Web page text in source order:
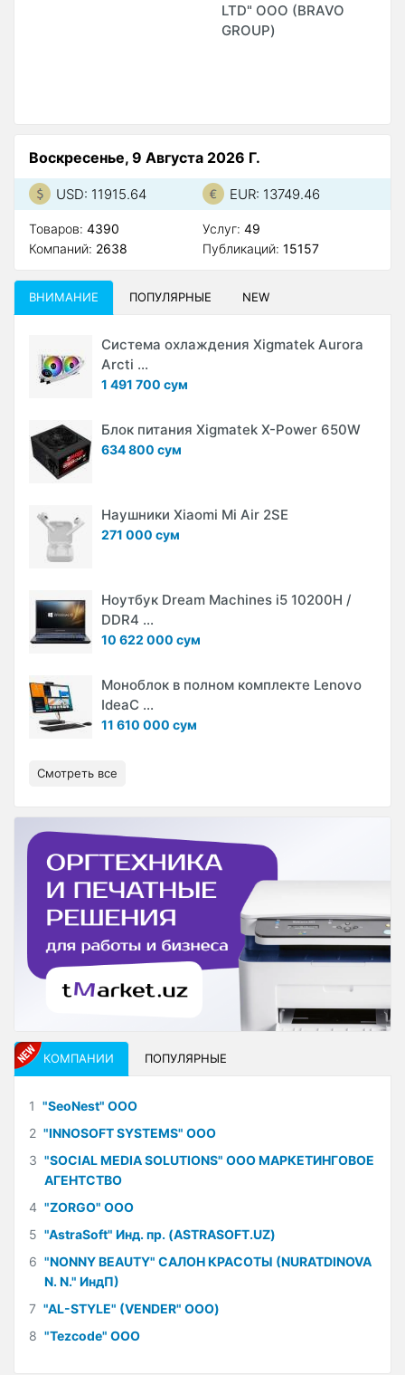
LTD" ООО (BRAVO
GROUP)
Воскресенье, 9 Августа 2026 Г.
USD: 11915.64 EUR: 13749.46
Товаров: 4390
Компаний: 2638
Услуг: 49
Публикаций: 15157
ВНИМАНИЕ ПОПУЛЯРНЫЕ NEW
Система охлаждения Xigmatek Aurora
Arcti ...
1 491 700 сум
Блок питания Xigmatek X-Power 650W
634 800 сум
Наушники Xiaomi Mi Air 2SE
271 000 сум
Ноутбук Dream Machines i5 10200H /
DDR4 ...
10 622 000 сум
Моноблок в полном комплекте Lenovo
IdeaC ...
11 610 000 сум
Смотреть все
КОМПАНИИ ПОПУЛЯРНЫЕ
1 "SeoNest" ООО
2 "INNOSOFT SYSTEMS" ООО
3 "SOCIAL MEDIA SOLUTIONS" ООО МАРКЕТИНГОВОЕ
АГЕНТСТВО
4 "ZORGO" ООО
5 "AstraSoft" Инд. пр. (ASTRASOFT.UZ)
6 "NONNY BEAUTY" САЛОН КРАСОТЫ (NURATDINOVA
N. N." ИндП)
7 "AL-STYLE" (VENDER" ООО)
8 "Tezcode" ООО